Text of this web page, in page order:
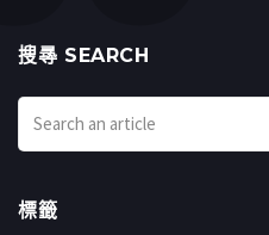
搜㝷 SEARCH
標籤